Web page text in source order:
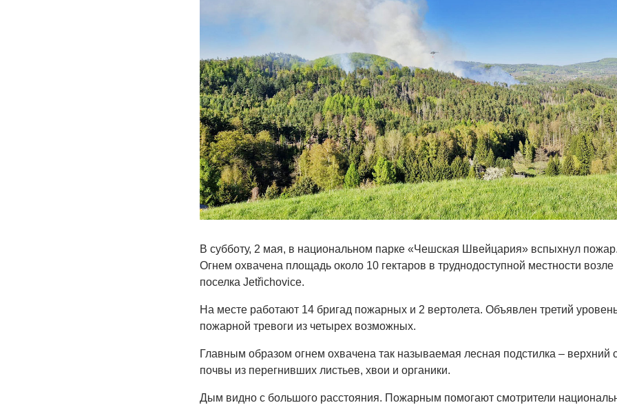
В субботу, 2 мая, в национальном парке «Чешская Швейцария» вспыхнул
Огнем охвачена площадь около 10 гектаров в труднодоступной местности возле
поселка Jetřichovice.
На месте работают 14 бригад пожарных и 2 вертолета. Объявлен третий
пожарной тревоги из четырех возможных.
Главным образом огнем охвачена так называемая лесная подстилка – верхний
почвы из перегнивших листьев, хвои и органики.
Дым видно с большого расстояния. Пожарным помогают смотрители